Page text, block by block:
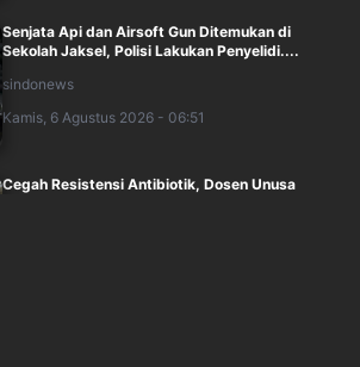
Senjata Api dan Airsoft Gun Ditemukan di
Sekolah Jaksel, Polisi Lakukan Penyelidi....
sindonews
Kamis, 6 Agustus 2026 - 06:51
Cegah Resistensi Antibiotik, Dosen Unusa